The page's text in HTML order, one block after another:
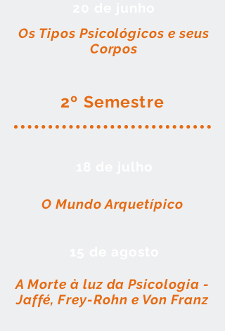
Os Tipos Psicológicos e seus
Corpos
2º Semestre​​
O Mundo Arquetípico
A Morte à luz da Psicologia -
Jaffé, Frey-Rohn e Von Franz